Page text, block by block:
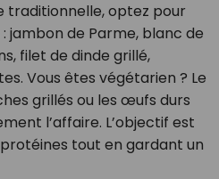
traditionnelle, optez pour
jambon de Parme, blanc de
filet de dinde grillé,
Vous êtes végétarien ? Le
grillés ou les œufs durs
l’affaire. L’objectif est
tout en gardant un